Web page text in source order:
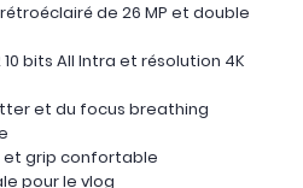
de 26 MP et double
bits All Intra et résolution 4K
et du focus breathing
et grip confortable
pour le vlog